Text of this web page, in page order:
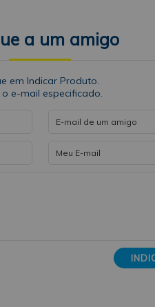
a um amigo
em Indicar Produto.
e-mail especificado.